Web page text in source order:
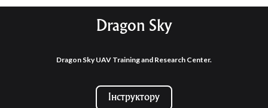
Dragon Sky
Dragon Sky UAV Training and Research Center.
Інструктору